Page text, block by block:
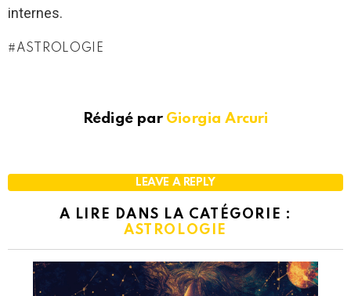
internes.
ASTROLOGIE
Rédigé par Giorgia Arcuri
LEAVE A REPLY
A LIRE DANS LA CATÉGORIE :
ASTROLOGIE